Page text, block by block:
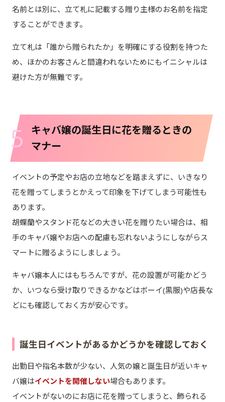
名前とは別に、立て札に記載する贈り主様のお名前を指定
することができます。
立て札は「誰から贈られたか」を明確にする役割を持つた
め、ほかのお客さんと間違われないためにもイニシャルは
避けた方が無難です。
5
キャバ嬢の誕生日に花を贈るときの
マナー
イベントの予定やお店の立地などを踏まえずに、いきなり
花を贈ってしまうとかえって印象を下げてしまう可能性も
あります。
胡蝶蘭やスタンド花などの大きい花を贈りたい場合は、相
手のキャバ嬢やお店への配慮も忘れないようにしながらス
マートに贈るようにしましょう。
キャバ嬢本人にはもちろんですが、花の設置が可能かどう
か、いつなら受け取りできるかなどはボーイ(黒服)や店長な
どにも確認しておく方が安心です。
誕生日イベントがあるかどうかを確認しておく
出勤日や指名本数が少ない、人気の嬢と誕生日が近いキャ
バ嬢はイベントを開催しない場合もあります。
イベントがないのにお店に花を贈ってしまうと、飾られる